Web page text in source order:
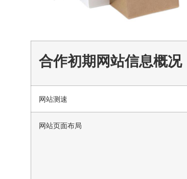
合作初期网站信息概况
网站测速
网站页面布局